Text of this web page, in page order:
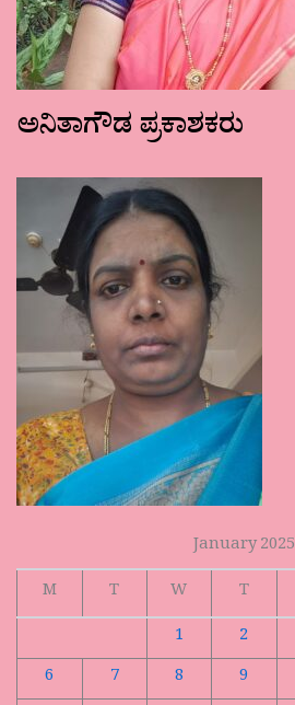
ಅನಿತಾಗೌಡ ಪ್ರಕಾಶಕರು
January 2025
M
T W T
1
2
6
7 8 9